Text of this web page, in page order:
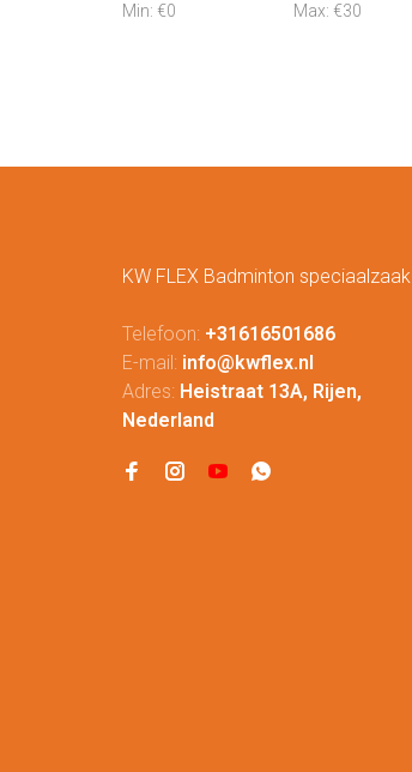
Min: €0 Max: €30
KW FLEX Badminton speciaalzaak
Telefoon: +31616501686
E-mail: info@kwflex.nl
Adres: Heistraat 13A, Rijen,
Nederland